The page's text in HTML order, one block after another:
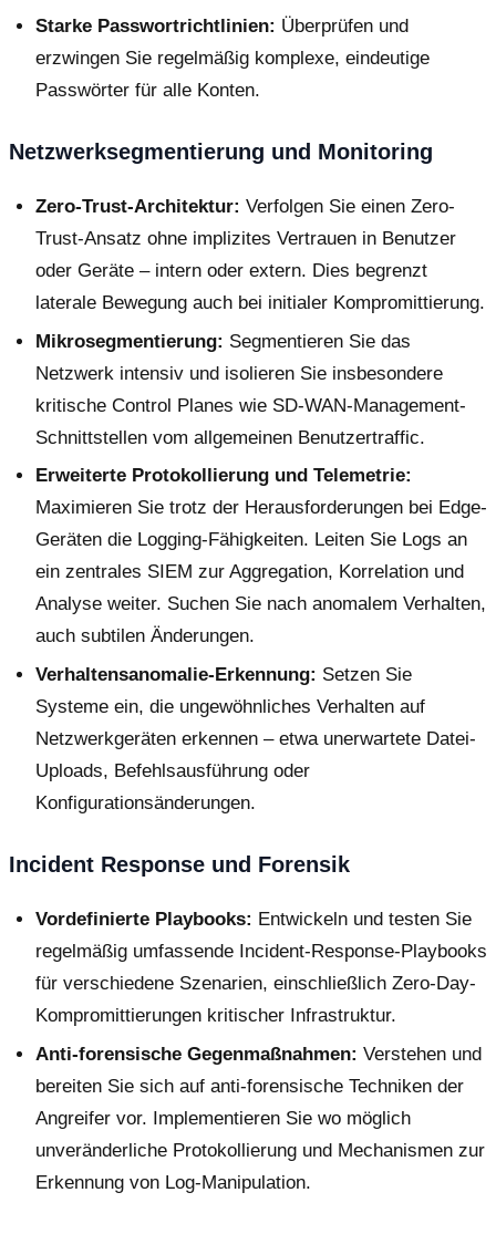
Starke Passwortrichtlinien: Überprüfen und
erzwingen Sie regelmäßig komplexe, eindeutige
Passwörter für alle Konten.
Netzwerksegmentierung und Monitoring
Zero-Trust-Architektur: Verfolgen Sie einen Zero-
Trust-Ansatz ohne implizites Vertrauen in Benutzer
oder Geräte – intern oder extern. Dies begrenzt
laterale Bewegung auch bei initialer Kompromittierung.
Mikrosegmentierung: Segmentieren Sie das
Netzwerk intensiv und isolieren Sie insbesondere
kritische Control Planes wie SD-WAN-Management-
Schnittstellen vom allgemeinen Benutzertraffic.
Erweiterte Protokollierung und Telemetrie:
Maximieren Sie trotz der Herausforderungen bei Edge-
Geräten die Logging-Fähigkeiten. Leiten Sie Logs an
ein zentrales SIEM zur Aggregation, Korrelation und
Analyse weiter. Suchen Sie nach anomalem Verhalten,
auch subtilen Änderungen.
Verhaltensanomalie-Erkennung: Setzen Sie
Systeme ein, die ungewöhnliches Verhalten auf
Netzwerkgeräten erkennen – etwa unerwartete Datei-
Uploads, Befehlsausführung oder
Konfigurationsänderungen.
Incident Response und Forensik
Vordefinierte Playbooks: Entwickeln und testen Sie
regelmäßig umfassende Incident-Response-Playbooks
für verschiedene Szenarien, einschließlich Zero-Day-
Kompromittierungen kritischer Infrastruktur.
Anti-forensische Gegenmaßnahmen: Verstehen und
bereiten Sie sich auf anti-forensische Techniken der
Angreifer vor. Implementieren Sie wo möglich
unveränderliche Protokollierung und Mechanismen zur
Erkennung von Log-Manipulation.